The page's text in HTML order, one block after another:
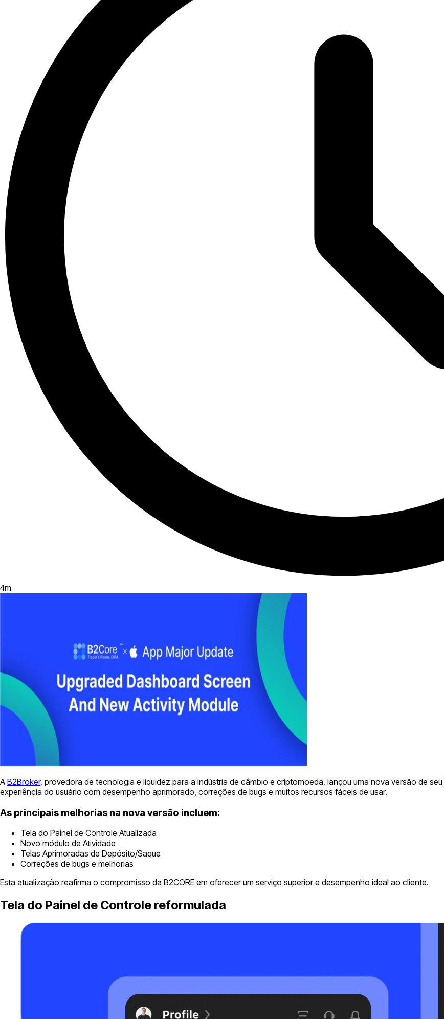
4m
A B2Broker, provedora de tecnologia e liquidez para a indústria de câmbio e criptomoeda, lançou uma nova versão de seu
experiência do usuário com desempenho aprimorado, correções de bugs e muitos recursos fáceis de usar.
As principais melhorias na nova versão incluem:
Tela do Painel de Controle Atualizada
Novo módulo de Atividade
Telas Aprimoradas de Depósito/Saque
Correções de bugs e melhorias
Esta atualização reafirma o compromisso da B2CORE em oferecer um serviço superior e desempenho ideal ao cliente.
Tela do Painel de Controle reformulada